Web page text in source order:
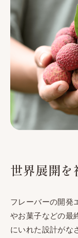
世界展開
フレーバーの開発
やお菓子などの最
にいれた設計がな